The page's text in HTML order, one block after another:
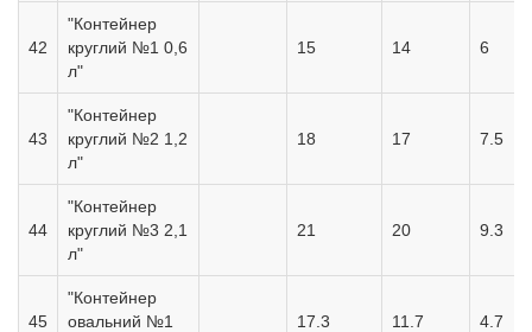
42
"Контейнер
круглий №1 0,6
л"
15 14 6
43
"Контейнер
круглий №2 1,2
л"
18 17 7.5
44
"Контейнер
круглий №3 2,1
л"
21 20 9.3
45
"Контейнер
овальний №1
17.3 11.7 4.7